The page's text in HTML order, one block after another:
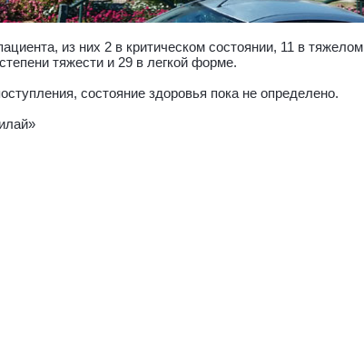
из них 2 в критическом состоянии, 11 в тяжелом
тяжести и 29 в легкой форме.
состояние здоровья пока не определено.